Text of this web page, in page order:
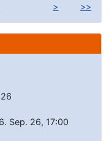
> >>
Sep. 26, 17:00